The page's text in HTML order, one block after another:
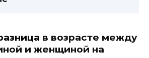
в возрасте между
и женщиной на